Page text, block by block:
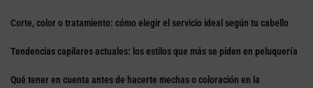
Corte, color o tratamiento: cómo elegir el servicio ideal según tu cabello
Tendencias capilares actuales: los estilos que más se piden en peluquería
Qué tener en cuenta antes de hacerte mechas o coloración en la